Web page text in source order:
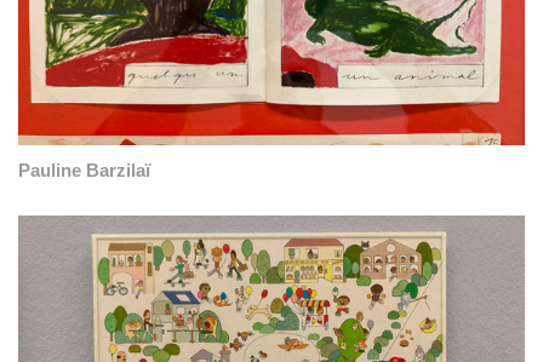
Pauline Barzilaï